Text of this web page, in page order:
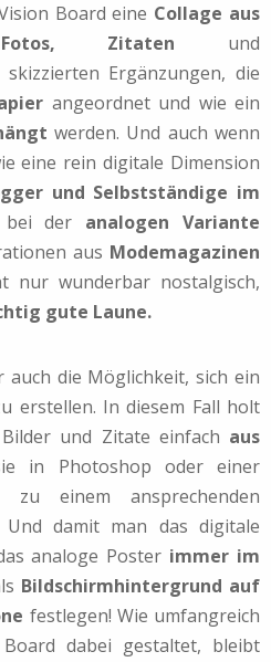
Board eine Collage aus
Zitaten und
Ergänzungen, die
angeordnet und wie ein
werden. Und auch wenn
eine rein digitale Dimension
und Selbstständige im
bei der analogen Variante
aus Modemagazinen
nur wunderbar nostalgisch,
gute Laune.
auch die Möglichkeit, sich ein
erstellen. In diesem Fall holt
und Zitate einfach aus
in Photoshop oder einer
zu einem ansprechenden
Und damit man das digitale
analoge Poster immer im
Bildschirmhintergrund auf
festlegen! Wie umfangreich
dabei gestaltet, bleibt